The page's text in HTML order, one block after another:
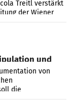
Treitl verstärkt
der Wiener
Josef Kalina und
und
von
die